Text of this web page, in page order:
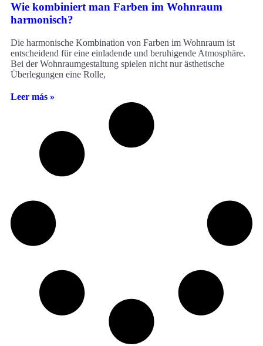
Wie kombiniert man Farben im Wohnraum
harmonisch?
Die harmonische Kombination von Farben im Wohnraum ist
entscheidend für eine einladende und beruhigende Atmosphäre.
Bei der Wohnraumgestaltung spielen nicht nur ästhetische
Überlegungen eine Rolle,
Leer más »